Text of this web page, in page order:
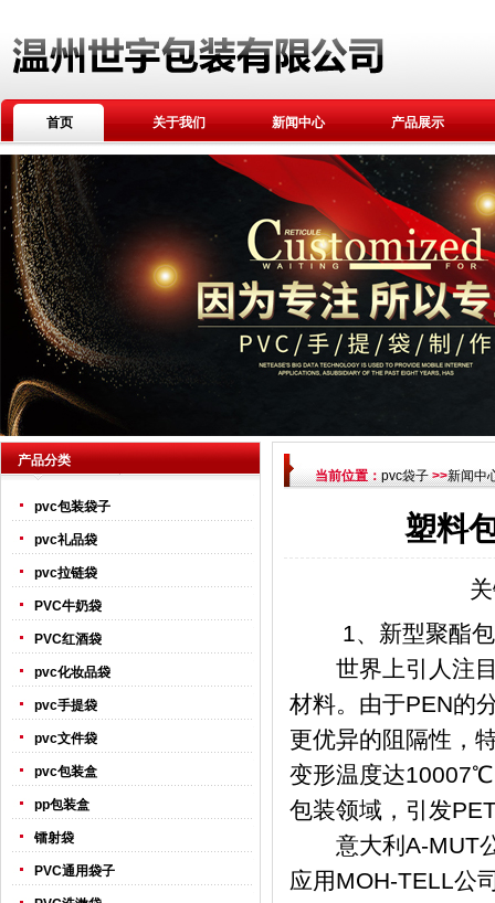
首页 关于我们 新闻中心 产品展示
产品分类
pvc包装袋子
pvc礼品袋
pvc拉链袋
PVC牛奶袋
PVC红酒袋
pvc化妆品袋
pvc手提袋
pvc文件袋
pvc包装盒
pp包装盒
镭射袋
PVC通用袋子
当前位置：pvc袋子>>新闻中
塑料
1、新型聚酯包
世界上引人注目
材料。由于PEN的
更优异的阻隔性，
变形温度达
包装领域，引发
意大利A-MUT公
应用MOH-TELL公